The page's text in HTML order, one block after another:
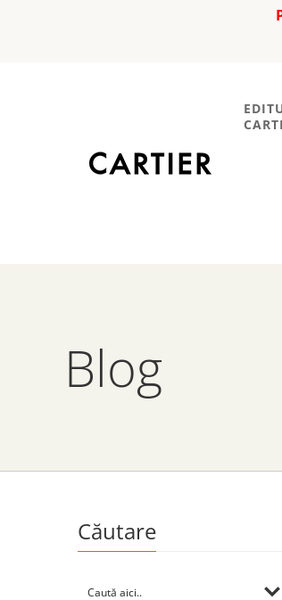
Blog
Căutare